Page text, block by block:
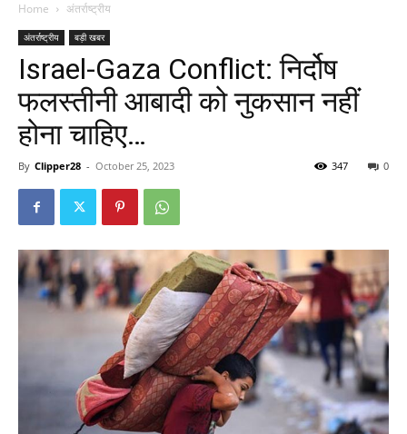
Home अंतर्राष्ट्रीय
अंतर्राष्ट्रीय बड़ी खबर
Israel-Gaza Conflict: निर्दोष
फलस्तीनी आबादी को नुकसान नहीं
होना चाहिए…
By Clipper28 - October 25, 2023 0
347